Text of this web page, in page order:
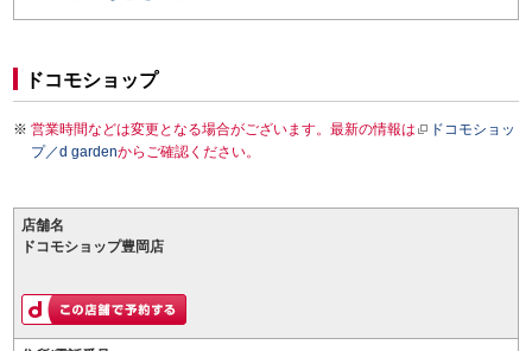
ドコモショップ
営業時間などは変更となる場合がございます。最新の情報は
ドコモショッ
プ／d gardenからご確認ください。
店舗名
ドコモショップ豊岡店